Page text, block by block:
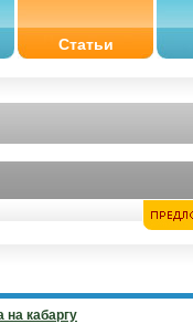
Статьи
на кабаргу